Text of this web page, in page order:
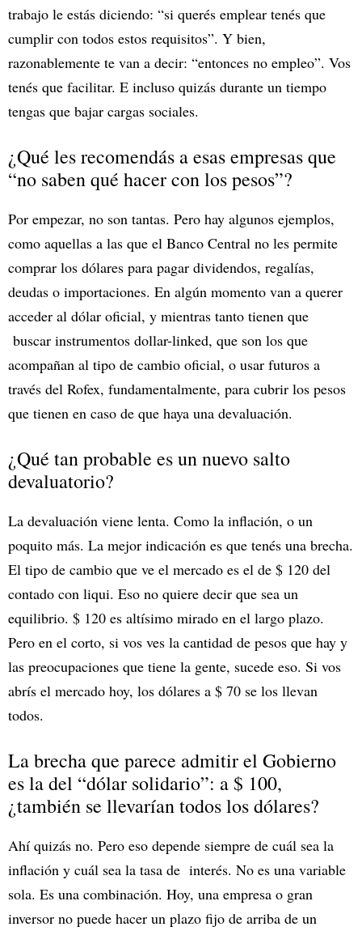
trabajo le estás diciendo: “si querés emplear tenés que
cumplir con todos estos requisitos”. Y bien,
razonablemente te van a decir: “entonces no empleo”. Vos
tenés que facilitar. E incluso quizás durante un tiempo
tengas que bajar cargas sociales.
¿Qué les recomendás a esas empresas que
“no saben qué hacer con los pesos”?
Por empezar, no son tantas. Pero hay algunos ejemplos,
como aquellas a las que el Banco Central no les permite
comprar los dólares para pagar dividendos, regalías,
deudas o importaciones. En algún momento van a querer
acceder al dólar oficial, y mientras tanto tienen que
buscar instrumentos dollar-linked, que son los que
acompañan al tipo de cambio oficial, o usar futuros a
través del Rofex, fundamentalmente, para cubrir los pesos
que tienen en caso de que haya una devaluación.
¿Qué tan probable es un nuevo salto
devaluatorio?
La devaluación viene lenta. Como la inflación, o un
poquito más. La mejor indicación es que tenés una brecha.
El tipo de cambio que ve el mercado es el de $ 120 del
contado con liqui. Eso no quiere decir que sea un
equilibrio. $ 120 es altísimo mirado en el largo plazo.
Pero en el corto, si vos ves la cantidad de pesos que hay y
las preocupaciones que tiene la gente, sucede eso. Si vos
abrís el mercado hoy, los dólares a $ 70 se los llevan
todos.
La brecha que parece admitir el Gobierno
es la del “dólar solidario”: a $ 100,
¿también se llevarían todos los dólares?
Ahí quizás no. Pero eso depende siempre de cuál sea la
inflación y cuál sea la tasa de interés. No es una variable
sola. Es una combinación. Hoy, una empresa o gran
inversor no puede hacer un plazo fijo de arriba de un